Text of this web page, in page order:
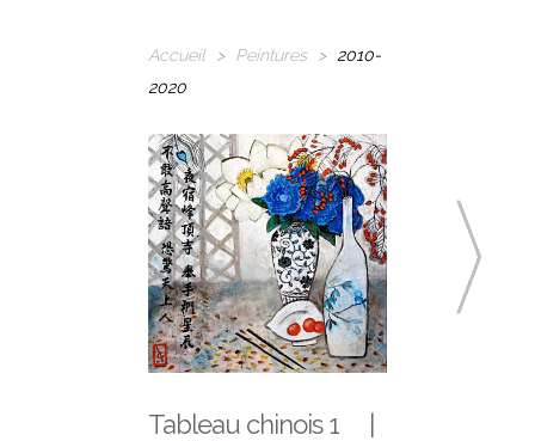
Accueil > Peintures >
2010-
2020
Tableau chinois 1 |